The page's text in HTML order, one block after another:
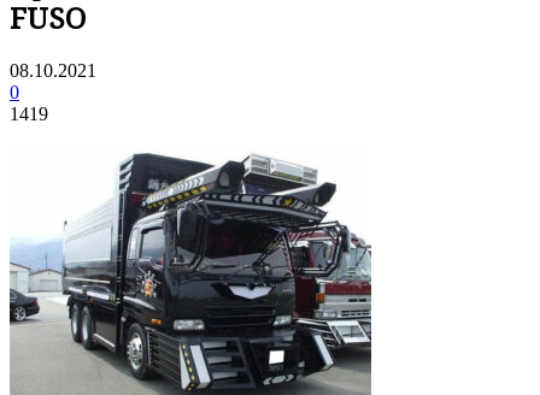
FUSO
08.10.2021
0
1419